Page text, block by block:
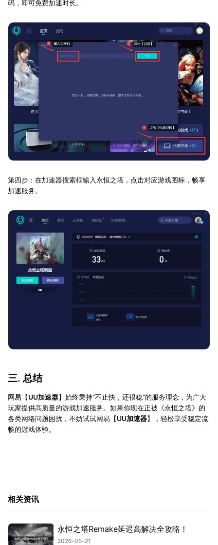
码，即可免费加速时长。
第四步：在加速器搜索框输入永恒之塔，点击对应游戏图标，畅享
加速服务。
三. 总结
网易【UU加速器】始终秉持“不止快，还很稳”的服务理念，为广大
玩家提供高质量的游戏加速服务。如果你现在正被《永恒之塔》的
各类网络问题困扰，不妨试试网易【UU加速器】，轻松享受稳定流
畅的游戏体验。
相关资讯
永恒之塔Remake延迟高解决全攻略！
2026-05-21